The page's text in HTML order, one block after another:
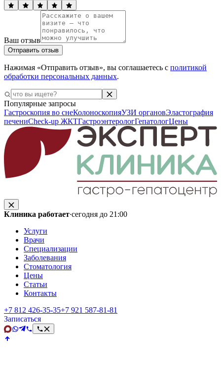
Ваш отзыв
Отправить отзыв
Нажимая «Отправить отзыв», вы соглашаетесь с политикой
обработки персональных данных.
Популярные запросы
Гастроскопия во снеКолоноскопияУЗИ органовЭластография
печениCheck-up ЖКТГастроэнтерологГепатологЦены
Клиника работает·сегодня до 21:00
Услуги
Врачи
Специализации
Заболевания
Стоматология
Цены
Статьи
Контакты
+7 812 426‑35‑35+7 921 587‑81‑81
Записаться